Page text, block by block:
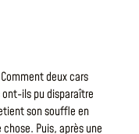
deux cars
ils pu disparaître
son souffle en
Puis, après une